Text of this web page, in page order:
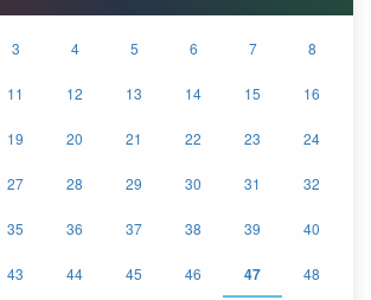
3 4 5 6 7 8
11 12 13 14 15 16
19 20 21 22 23 24
27 28 29 30 31 32
35 36 37 38 39 40
43 44 45 46 47 48